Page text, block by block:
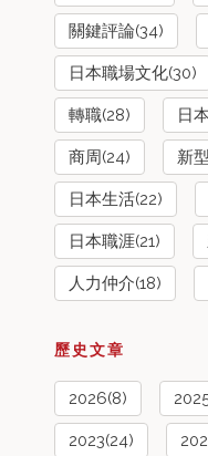
關鍵評論(34)
日本職場文化(30)
轉職(28) 日
商周(24) 新
日本生活(22)
日本職涯(21)
人力仲介(18)
歷史文章
2026(8)
2023(24)